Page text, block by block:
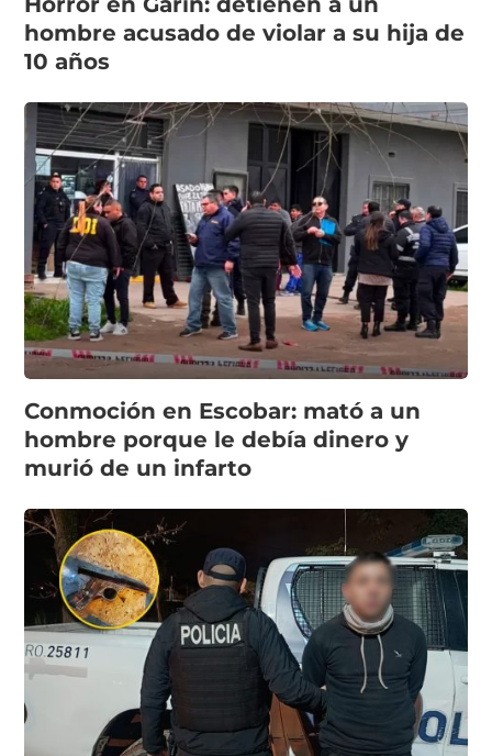
hombre acusado de violar a su hija de
10 años
Conmoción en Escobar: mató a un
hombre porque le debía dinero y
murió de un infarto